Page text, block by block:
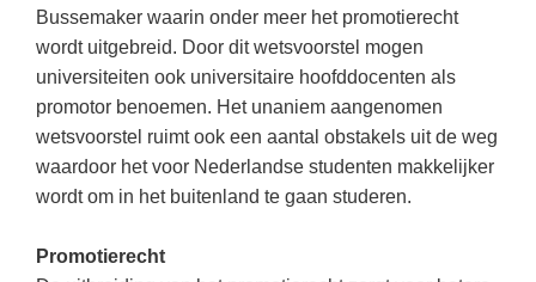
Cito toets
Eindexamens
iPad scholen
NIEUWSARCHIEF
Augustus 2026
Lespakket ‘Circulaire Economie - van
verpakking tot nieuwe grondstof’
Gastles Zeebenen in de klas
Cursus Leer het heelal begrijpen
Van verdunningscalculator tot
practicumvoorbereiding: gratis online
TOA's
Frans(34)
Techniek(29)
Open vacature
Engels(27)
Lichamelijke opvoeding
Kerst kleurplaten
PUZZELS
Woordpuzzels
Kruiswoordpuzzels
LEUK IN DE KLAS
Rebussen
Biologie
Burgerschap
Ckv
Duits
Engels
Boek: Kleine werelden van het zonnestelsel
Leren met klassieke muziek
Lasergraaf
Onderwijs opleidingen
Ontdek Memo voor de onderbouw zelf!
Bussemaker waarin onder meer het promotierecht
wordt uitgebreid. Door dit wetsvoorstel mogen
universiteiten ook universitaire hoofddocenten als
promotor benoemen. Het unaniem aangenomen
wetsvoorstel ruimt ook een aantal obstakels uit de weg
waardoor het voor Nederlandse studenten makkelijker
wordt om in het buitenland te gaan studeren.
Promotierecht